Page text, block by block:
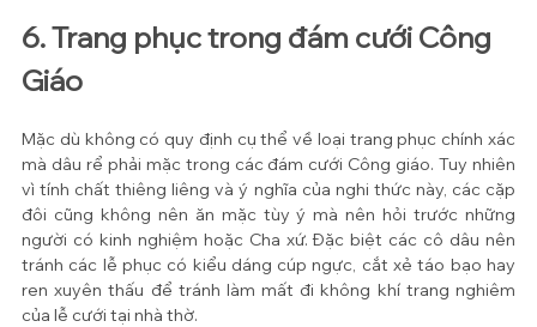
6. Trang phục trong đám cưới Công
Giáo
Mặc dù không có quy định cụ thể về loại trang phục chính xác
mà dâu rể phải mặc trong các đám cưới Công giáo. Tuy nhiên
vì tính chất thiêng liêng và ý nghĩa của nghi thức này, các cặp
đôi cũng không nên ăn mặc tùy ý mà nên hỏi trước những
người có kinh nghiệm hoặc Cha xứ. Đặc biệt các cô dâu nên
tránh các lễ phục có kiểu dáng cúp ngực, cắt xẻ táo bạo hay
ren xuyên thấu để tránh làm mất đi không khí trang nghiêm
của lễ cưới tại nhà thờ.